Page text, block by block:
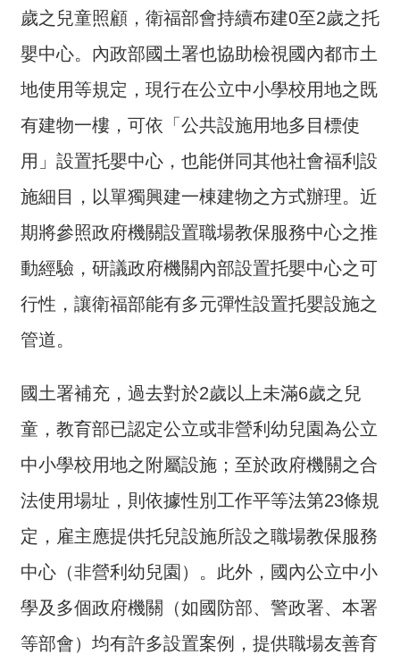
題
務
互
動
交
流
回
首
頁
站
導
覽
民
信
箱
雙
詞
彙
常
問
歲之兒童照顧，衛福部會持續布建0至2歲之托
嬰中心。內政部國土署也協助檢視國內都市土
地使用等規定，現行在公立中小學校用地之既
有建物一樓，可依「公共設施用地多目標使
用」設置托嬰中心，也能併同其他社會福利設
施細目，以單獨興建一棟建物之方式辦理。近
期將參照政府機關設置職場教保服務中心之推
動經驗，研議政府機關內部設置托嬰中心之可
行性，讓衛福部能有多元彈性設置托嬰設施之
管道。
國土署補充，過去對於2歲以上未滿6歲之兒
童，教育部已認定公立或非營利幼兒園為公立
中小學校用地之附屬設施；至於政府機關之合
法使用場址，則依據性別工作平等法第23條規
定，雇主應提供托兒設施所設之職場教保服務
中心（非營利幼兒園）。此外，國內公立中小
學及多個政府機關（如國防部、警政署、本署
等部會）均有許多設置案例，提供職場友善育